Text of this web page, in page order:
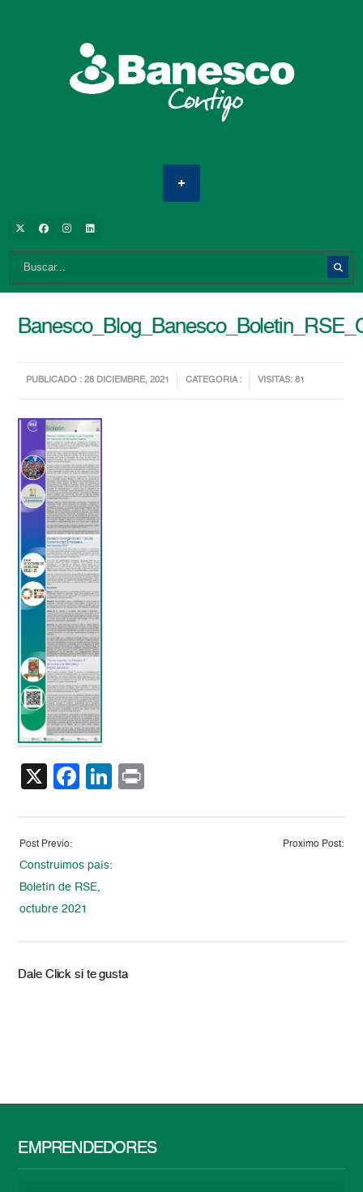
PUBLICADO : 28 DICIEMBRE, 2021 CATEGORIA : VISITAS: 81
X Facebook
LinkedIn
Post Previo:
Construimos país:
Boletín de RSE,
octubre 2021
Proximo Post:
Dale Click si te gusta
EMPRENDEDORES